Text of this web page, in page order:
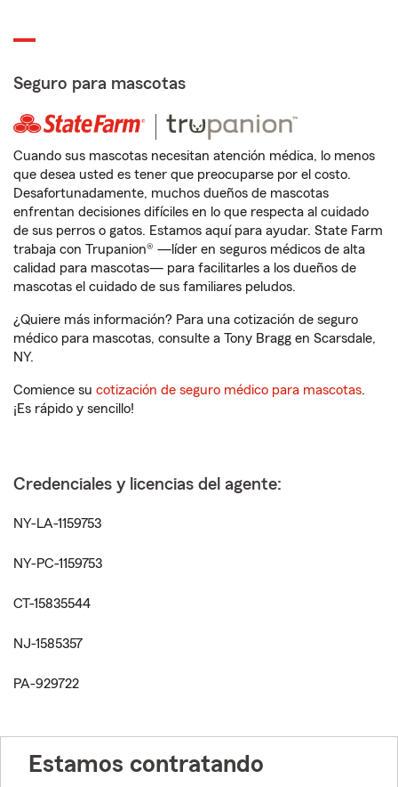
Seguro para mascotas
Cuando sus mascotas necesitan atención médica, lo menos
que desea usted es tener que preocuparse por el costo.
Desafortunadamente, muchos dueños de mascotas
enfrentan decisiones difíciles en lo que respecta al cuidado
de sus perros o gatos. Estamos aquí para ayudar. State Farm
trabaja con Trupanion® —líder en seguros médicos de alta
calidad para mascotas— para facilitarles a los dueños de
mascotas el cuidado de sus familiares peludos.
¿Quiere más información? Para una cotización de seguro
médico para mascotas, consulte a Tony Bragg en Scarsdale,
NY.
Comience su cotización de seguro médico para mascotas.
¡Es rápido y sencillo!
Credenciales y licencias del agente:
NY-LA-1159753
NY-PC-1159753
CT-15835544
NJ-1585357
PA-929722
Estamos contratando